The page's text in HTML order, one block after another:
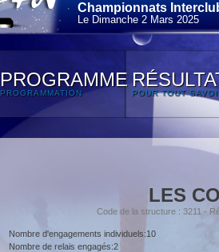
Championnats
Le Dimanche 2 Mars 2025
PROGRAMME
PROGRAMMATION POUR TOUT
LES
Code de la structure : 3211 -
Nombre d'engagements individuels:10
Nombre de relais engagés:2